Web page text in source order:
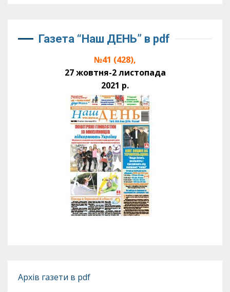
Газета “Наш ДЕНЬ” в pdf
№41 (428),
27 жовтня-2 листопада
2021 р.
Архів газети в pdf